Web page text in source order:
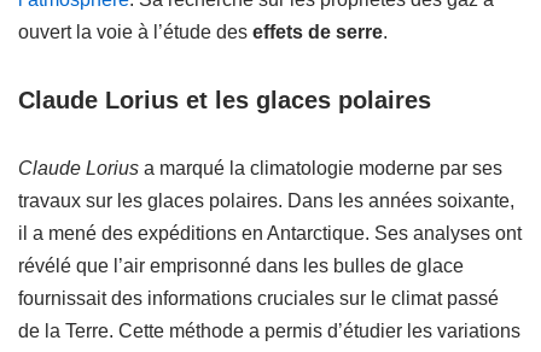
ouvert la voie à l’étude des effets de serre.
Claude Lorius et les glaces polaires
Claude Lorius a marqué la climatologie moderne par ses
travaux sur les glaces polaires. Dans les années soixante,
il a mené des expéditions en Antarctique. Ses analyses ont
révélé que l’air emprisonné dans les bulles de glace
fournissait des informations cruciales sur le climat passé
de la Terre. Cette méthode a permis d’étudier les variations